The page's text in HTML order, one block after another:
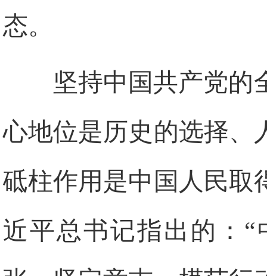
态。
坚持中国共产党的
心地位是历史的选择、
砥柱作用是中国人民取
近平总书记指出的：